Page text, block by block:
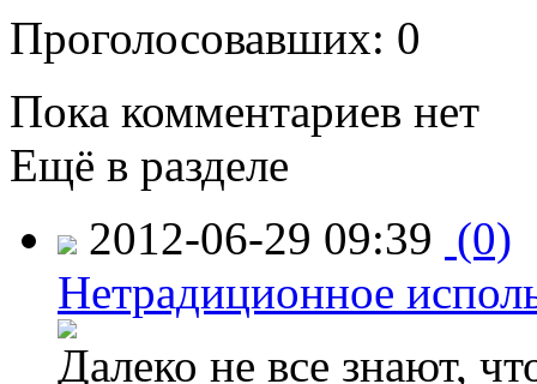
Проголосовавших: 0
Пока комментариев нет
Ещё в разделе
2012-06-29 09:39 (0)
Нетрадиционное
Далеко не все знают,